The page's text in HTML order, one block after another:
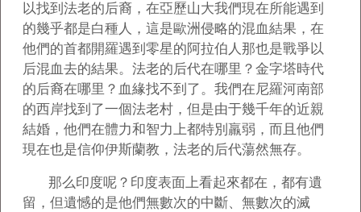
以找到法老的后裔，在亞歷山大我們現在所能遇到
的幾乎都是白種人，這是歐洲侵略的混血結果，在
他們的首都開羅遇到零星的阿拉伯人那也是戰爭以
后混血去的結果。法老的后代在哪里？金字塔時代
的后裔在哪里？血緣找不到了。我們在尼羅河南部
的西岸找到了一個法老村，但是由于幾千年的近親
結婚，他們在體力和智力上都特別羸弱，而且他們
現在也是信仰伊斯蘭教，法老的后代蕩然無存。
那么印度呢？印度表面上看起來都在，都有遺
留，但遺憾的是他們無數次的中斷、無數次的滅